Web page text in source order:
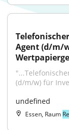
Agent (d/m/
(d/m/w) für
undefined
Essen, Raum